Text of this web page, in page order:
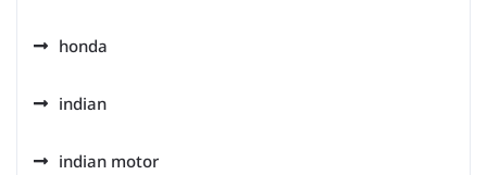
honda
indian
indian motor